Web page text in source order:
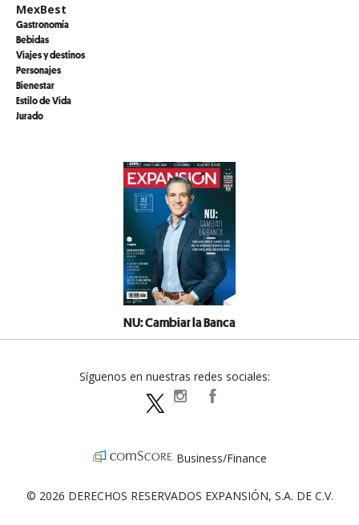
MexBest
Gastronomía
Bebidas
Viajes y destinos
Personajes
Bienestar
Estilo de Vida
Jurado
NU: Cambiar la Banca
Síguenos en nuestras redes sociales:
expansionpolitica
Business/Finance
© 2026 DERECHOS RESERVADOS EXPANSIÓN, S.A. DE C.V.